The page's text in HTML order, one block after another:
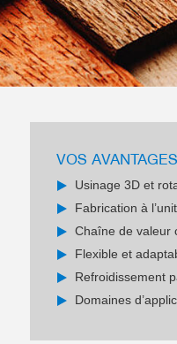
VOS
Usinage 3D et
Fabrication à
Chaîne de valeur
Flexible et
Refroidissement
Domaines